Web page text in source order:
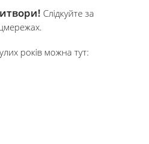
Слідкуйте за
років можна тут: